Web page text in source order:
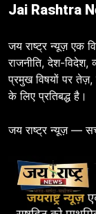
Jai Rashtra
जय राष्ट्र न्यूज़ एक
राजनीति, देश-विदेश,
प्रमुख विषयों पर
के लिए प्रतिबद्ध है।
जय राष्ट्र न्यूज़ —